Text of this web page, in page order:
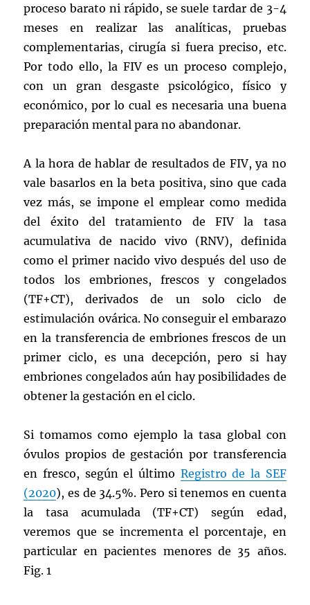
proceso barato ni rápido, se suele tardar de 3-4
meses en realizar las analíticas, pruebas
complementarias, cirugía si fuera preciso, etc.
Por todo ello, la FIV es un proceso complejo,
con un gran desgaste psicológico, físico y
económico, por lo cual es necesaria una buena
preparación mental para no abandonar.
A la hora de hablar de resultados de FIV, ya no
vale basarlos en la beta positiva, sino que cada
vez más, se impone el emplear como medida
del éxito del tratamiento de FIV la tasa
acumulativa de nacido vivo (RNV), definida
como el primer nacido vivo después del uso de
todos los embriones, frescos y congelados
(TF+CT), derivados de un solo ciclo de
estimulación ovárica. No conseguir el embarazo
en la transferencia de embriones frescos de un
primer ciclo, es una decepción, pero si hay
embriones congelados aún hay posibilidades de
obtener la gestación en el ciclo.
Si tomamos como ejemplo la tasa global con
óvulos propios de gestación por transferencia
en fresco, según el último Registro de la SEF
(2020), es de 34.5%. Pero si tenemos en cuenta
la tasa acumulada (TF+CT) según edad,
veremos que se incrementa el porcentaje, en
particular en pacientes menores de 35 años.
Fig. 1